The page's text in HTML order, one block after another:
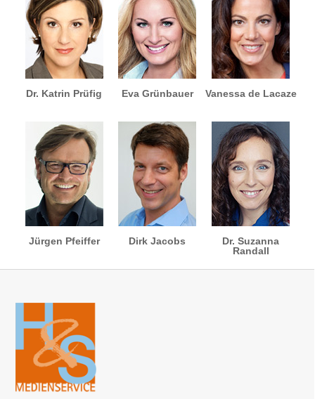
Dr. Katrin Prüfig Eva Grünbauer Vanessa de Lacaze
Jürgen Pfeiffer Dirk Jacobs
Dr. Suzanna
Randall